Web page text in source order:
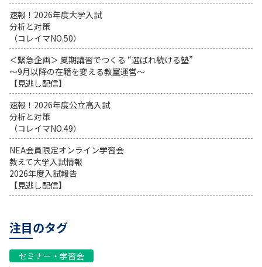
速報！2026年度大学入試
分析と対策
（コレイマNO.50）
＜緊急企画＞ 夏期講習でつくる “選ばれ続ける塾”
～9月以降の在籍を変える教室運営～
【見逃し配信】
速報！2026年度公立高入試
分析と対策
（コレイマNO.49）
NEA会員限定オンライン学習会
教えて大学入試情報
2026年度入試報告
【見逃し配信】
注目のタグ
セミナー・学習会